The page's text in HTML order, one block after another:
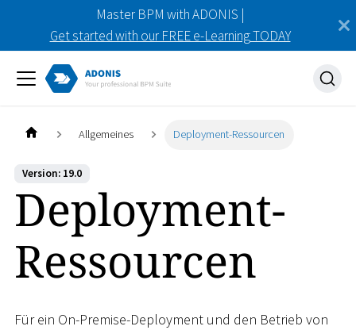
Master BPM with ADONIS |
Get started with our FREE e-Learning TODAY
Allgemeines Deployment-Ressourcen
Version: 19.0
Deployment-
Ressourcen
Für ein On-Premise-Deployment und den Betrieb von